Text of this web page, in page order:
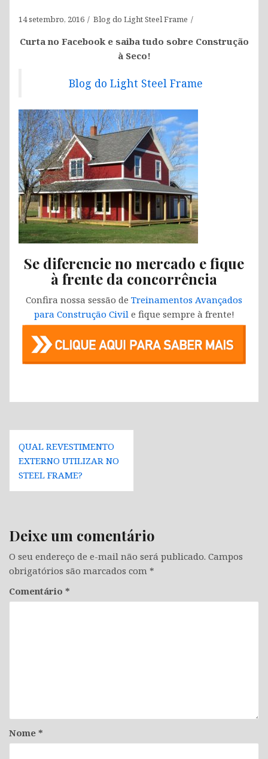
14 setembro, 2016 Blog do Light Steel Frame
Curta no Facebook e saiba tudo sobre Construção
à Seco!
Blog do Light Steel Frame
Se diferencie no mercado e fique
à frente da concorrência
Confira nossa sessão de Treinamentos Avançados
para Construção Civile fique sempre à frente!
Navegação
de
Post
QUAL REVESTIMENTO
EXTERNO UTILIZAR NO
STEEL FRAME?
Deixe um comentário
O seu endereço de e-mail não será publicado. Campos
obrigatórios são marcados com *
Comentário *
Nome *